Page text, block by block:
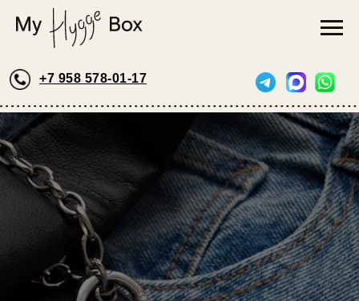
+7 958 578-01-17